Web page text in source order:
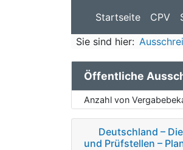
Startseite CPV
Sie sind hier:
Öffentliche
Anzahl von
Deutschland –
und Prüfstellen –